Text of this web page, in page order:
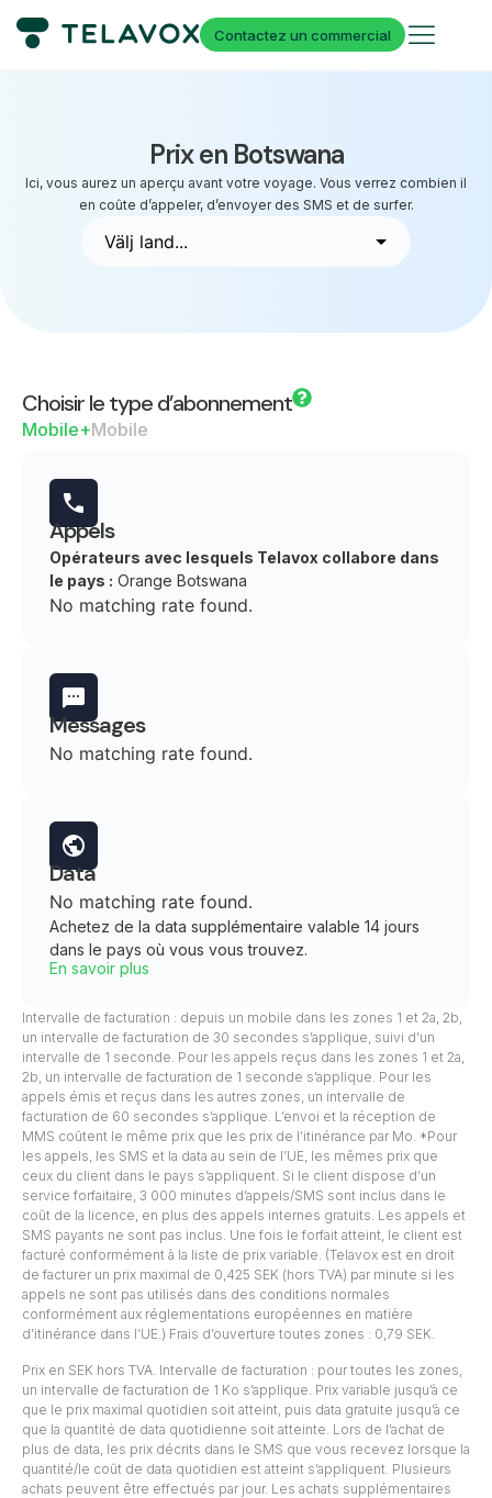
Contactez un commercial
Prix en Botswana
Ici, vous aurez un aperçu avant votre voyage. Vous verrez combien il
en coûte d’appeler, d’envoyer des SMS et de surfer.
Choisir le type d’abonnement
Mobile+Mobile
Appels
Opérateurs avec lesquels Telavox collabore dans
le pays : Orange Botswana
No matching rate found.
Messages
No matching rate found.
Data
No matching rate found.
Achetez de la data supplémentaire valable 14 jours
dans le pays où vous vous trouvez.
En savoir plus
Intervalle de facturation : depuis un mobile dans les zones 1 et 2a, 2b,
un intervalle de facturation de 30 secondes s’applique, suivi d’un
intervalle de 1 seconde. Pour les appels reçus dans les zones 1 et 2a,
2b, un intervalle de facturation de 1 seconde s’applique. Pour les
appels émis et reçus dans les autres zones, un intervalle de
facturation de 60 secondes s’applique. L’envoi et la réception de
MMS coûtent le même prix que les prix de l’itinérance par Mo. *Pour
les appels, les SMS et la data au sein de l’UE, les mêmes prix que
ceux du client dans le pays s’appliquent. Si le client dispose d’un
service forfaitaire, 3 000 minutes d’appels/SMS sont inclus dans le
coût de la licence, en plus des appels internes gratuits. Les appels et
SMS payants ne sont pas inclus. Une fois le forfait atteint, le client est
facturé conformément à la liste de prix variable. (Telavox est en droit
de facturer un prix maximal de 0,425 SEK (hors TVA) par minute si les
appels ne sont pas utilisés dans des conditions normales
conformément aux réglementations européennes en matière
d’itinérance dans l’UE.) Frais d’ouverture toutes zones : 0,79 SEK.
Prix en SEK hors TVA. Intervalle de facturation : pour toutes les zones,
un intervalle de facturation de 1 Ko s’applique. Prix variable jusqu’à ce
que le prix maximal quotidien soit atteint, puis data gratuite jusqu’à ce
que la quantité de data quotidienne soit atteinte. Lors de l’achat de
plus de data, les prix décrits dans le SMS que vous recevez lorsque la
quantité/le coût de data quotidien est atteint s’appliquent. Plusieurs
achats peuvent être effectués par jour. Les achats supplémentaires